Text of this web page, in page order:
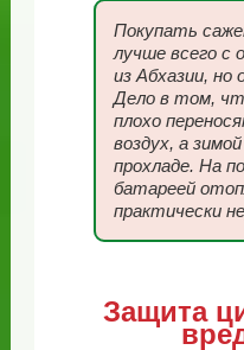
Покупать
лучше всего с
из Абхазии, но
Дело в том,
плохо
воздух, а
прохладе. На
батареей
практически
Защита